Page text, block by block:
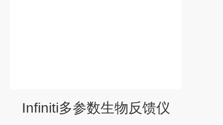
Infiniti多参数生物反馈仪